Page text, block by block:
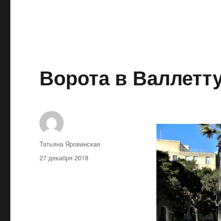
Ворота в
Автор
Татьяна Яровинская
Опубликовано
27 декабря 2018